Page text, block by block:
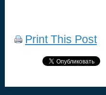
Print This Post